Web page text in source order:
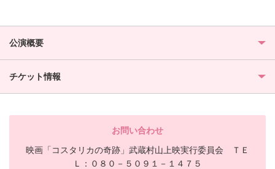
公演概要
チケット情報
お問い合わせ
映画「コスタリカの奇跡」武蔵村山上映実行委員会 ＴＥ
Ｌ：０８０－５０９１－１４７５